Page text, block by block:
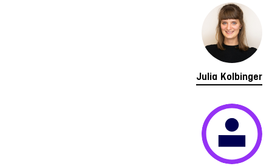
Julia Kolbinger